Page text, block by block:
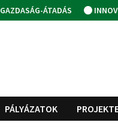
GAZDASÁG-ÁTADÁS
PÁLYÁZATOK